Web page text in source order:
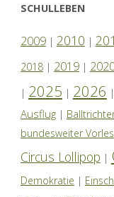
SCHULLEBEN
2009| 2010 |
2018| 2019|
| 2025 | 2026 |
Ausflug|
bundesweiter
Circus Lollipop |
Demokratie |